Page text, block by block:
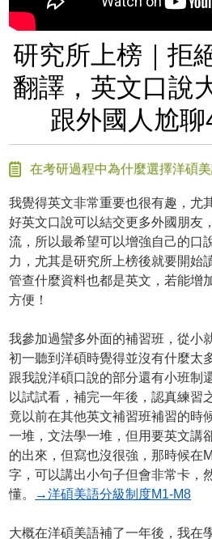
研究所上榜｜拒
翻譯，英文口說
跟外國人尬聊
在考研過程中為什麼選擇洋碩
我覺得英文非常重要也很有趣，尤
好英文口說可以結交更多外國朋友
流，所以最希望可以增強自己的口
力，尤其是研究所上榜後就要開始
管查什麼資料也都是英文，若能增
方便！
我參加過蠻多外面的補習班，從小
初一聽到洋碩時覺得並沒有什麼太
跟我說洋碩口說的部分還有小班制
以試試看，補完一年後，認真練習
竟以前在其他英文補習班補習的時
一堆，文法學一堆，但用要英文講
的出來，但寫也沒很強，那時候在
字，可以講出小句子但會非常卡，
懂。
→洋碩美語分級制度M1-M8
大概在洋碩美語補了一年後，我在